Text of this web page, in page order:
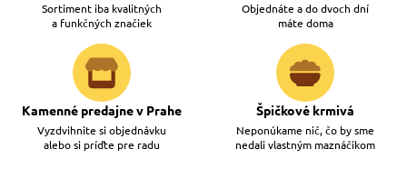
Sortiment iba kvalitných
a funkčných značiek
Objednáte a do dvoch dní
máte doma
Kamenné predajne v Prahe
Vyzdvihnite si objednávku
alebo si príďte pre radu
Špičkové krmivá
Neponúkame nič, čo by sme
nedali vlastným maznáčikom